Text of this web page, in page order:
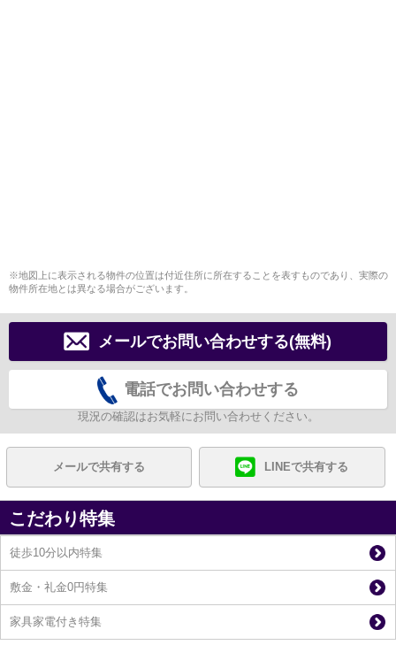
※地図上に表示される物件の位置は付近住所に所在することを表すものであり、実際の
物件所在地とは異なる場合がございます。
メールでお問い合わせする(無料)
電話でお問い合わせする
現況の確認はお気軽にお問い合わせください。
メールで共有する LINEで共有する
こだわり特集
徒歩10分以内特集
敷金・礼金0円特集
家具家電付き特集